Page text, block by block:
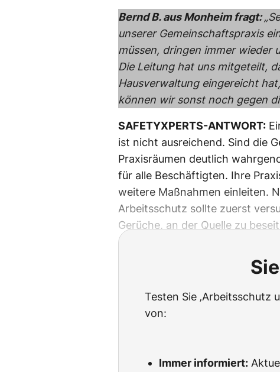
Bernd B. aus Monheim fragt:
unserer Gemeinschaftspraxis
müssen, dringen immer wieder
Die Leitung hat uns mitgeteilt,
Hausverwaltung eingereicht
können wir sonst noch gegen
SAFETYXPERTS-ANTWORT:
ist nicht ausreichend. Sind die
Praxisräumen deutlich
für alle Beschäftigten. Ihre
weitere Maßnahmen einleiten.
Arbeitsschutz sollte zuerst
Gerüche, an der Quelle zu
Testen Sie ‚Arbeitsschutz
von:
Immer informiert: